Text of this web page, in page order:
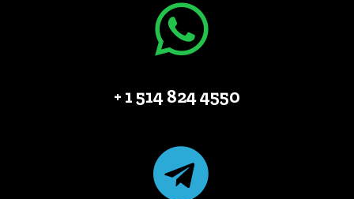
4550 824 514 1 +